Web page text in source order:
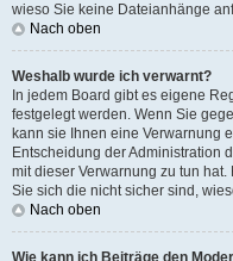
wieso Sie keine Dateianhänge
Nach oben
Weshalb wurde ich verwarnt?
In jedem Board gibt es eigene
festgelegt werden. Wenn Sie
kann sie Ihnen eine Verwarnung
Entscheidung der Administration
mit dieser Verwarnung zu tun
Sie sich die nicht sicher sind,
Nach oben
Wie kann ich Beiträge den